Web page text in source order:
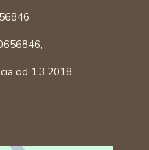
od 1.3.2018